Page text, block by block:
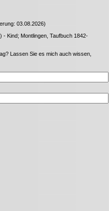
03.08.2026)
Kind; Montlingen, Taufbuch 1842-
Lassen Sie es mich auch wissen,